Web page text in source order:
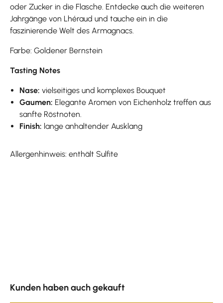
oder Zucker in die Flasche. Entdecke auch die weiteren
Jahrgänge von Lhéraud und tauche ein in die
faszinierende Welt des Armagnacs.
Farbe: Goldener Bernstein
Tasting Notes
Nase:vielseitiges und komplexes Bouquet
Gaumen: Elegante Aromen von Eichenholz treffen aus
sanfte Röstnoten.
Finish: lange anhaltender Ausklang
Allergenhinweis: enthält Sulfite
Kunden haben auch gekauft